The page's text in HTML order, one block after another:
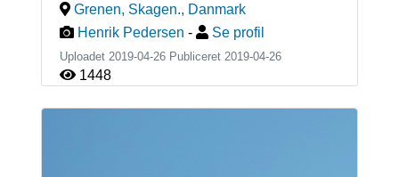
Grenen, Skagen., Danmark
Henrik Pedersen - Se profil
Uploadet 2019-04-26 Publiceret 2019-04-26
1448